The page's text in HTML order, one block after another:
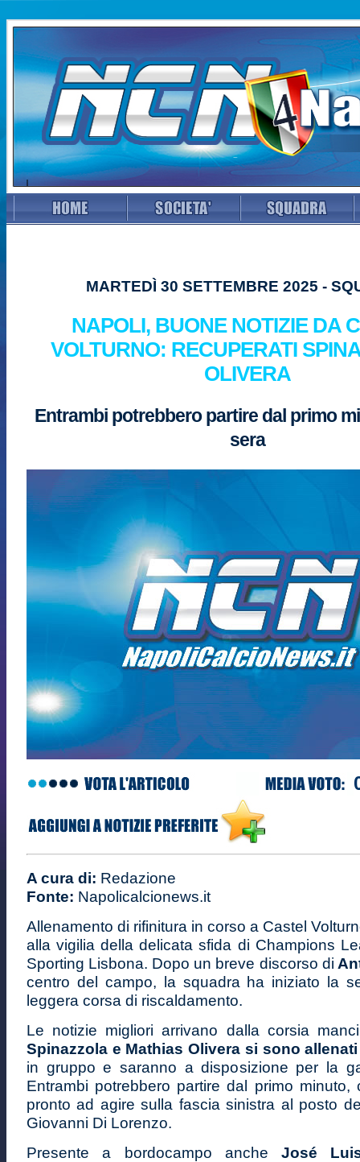
MARTEDÌ 30 SETTEMBRE 2025 -
NAPOLI, BUONE NOTIZIE DA
VOLTURNO: RECUPERATI
OLIVERA
Entrambi potrebbero partire dal primo
sera
A cura di: Redazione
Fonte: Napolicalcionews.it
Allenamento di rifinitura in corso a Castel
alla vigilia della delicata sfida di Champions
Sporting Lisbona. Dopo un breve discorso di
centro del campo, la squadra ha iniziato la
leggera corsa di riscaldamento.
Le notizie migliori arrivano dalla corsia
Spinazzola e Mathias Olivera si sono
in gruppo e saranno a disposizione per la
Entrambi potrebbero partire dal primo minuto,
pronto ad agire sulla fascia sinistra al posto
Giovanni Di Lorenzo.
Presente a bordocampo ancheJosé